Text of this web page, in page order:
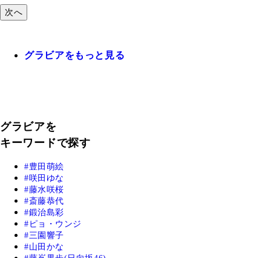
次へ
グラビアをもっと見る
グラビアを
キーワードで探す
豊田萌絵
咲田ゆな
藤水咲桜
斎藤恭代
鍛治島彩
ピョ・ウンジ
三園響子
山田かな